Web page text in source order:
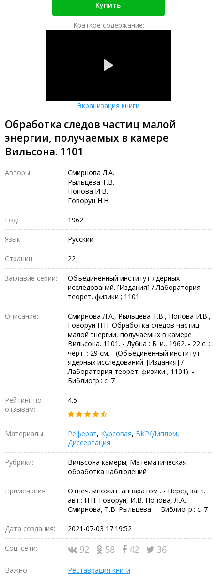
Купить
Краткое содержание:
Экранизация книги
Обработка следов частиц малой
энергии, получаемых в камере
Вильсона. 1101
Авторы:
Смирнова Л.А.
Рыльцева Т.В.
Попова И.В.
Говорун Н.Н.
Год: 1962
Язык: Русский
Страниц: 22
Заглавие серии:
Объединенный институт ядерных
исследований. [Издания] / Лаборатория
теорет. физики ; 1101
Описание:
Смирнова Л.А., Рыльцева Т.В., Попова И.В.,
Говорун Н.Н. Обработка следов частиц
малой энергии, получаемых в камере
Вильсона. 1101. - Дубна : Б. и., 1962. - 22 с. :
черт. ; 29 см. - (Объединенный институт
ядерных исследований. [Издания] /
Лаборатория теорет. физики ; 1101). -
Библиогр.: с. 7
Рейтинг по
отзывам:
4.5
Материалы: Реферат, Курсовая, ВКР/Диплом,
Диссертация
Рубрики:
Вильсона камеры; Математическая
обработка наблюдений
Примечания:
Отпеч. множит. аппаратом . - Перед загл.
авт.: Н.Н. Говорун, И.В. Попова, Л.А.
Смирнова, Т.В. Рыльцева . - Библиогр.: с. 7
Дата создания: 2021-07-03 17:19:52
Соц. сети: 92 58 42 36
Важно Реставрация книги